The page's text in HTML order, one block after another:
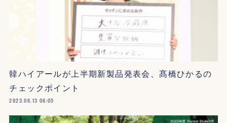
韓ハイアールが上半期新製品発表会、髙橋ひかるの
チェックポイント
2023.06.13 06:05